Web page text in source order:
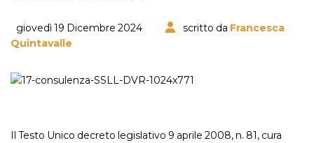
giovedì 19 Dicembre 2024 scritto da Francesca
Quintavalle
Il Testo Unico decreto legislativo 9 aprile 2008, n. 81, cura